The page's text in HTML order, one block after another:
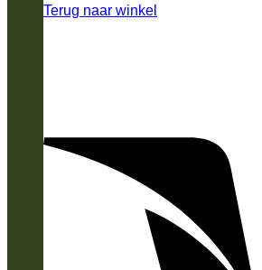
Terug naar winkel